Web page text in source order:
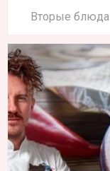
Вторые блюда